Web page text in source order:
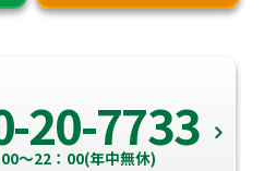
20-7733
～22：00(年中無休)